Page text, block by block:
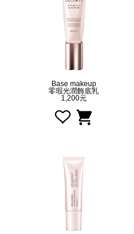
Base makeup
零瑕光潤飾底乳
1,200元